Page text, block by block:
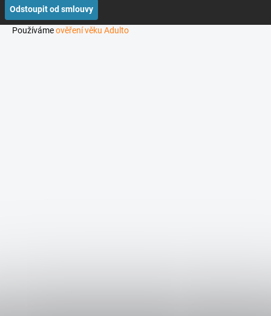
Odstoupit od smlouvy
Používámeověření věku Adulto